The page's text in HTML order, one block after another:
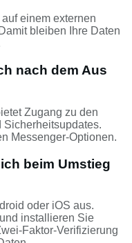
einem externen
bleiben Ihre Daten
nach dem Aus
Zugang zu den
Sicherheitsupdates.
Messenger-Optionen.
beim Umstieg
oder iOS aus.
installieren Sie
Faktor-Verifizierung